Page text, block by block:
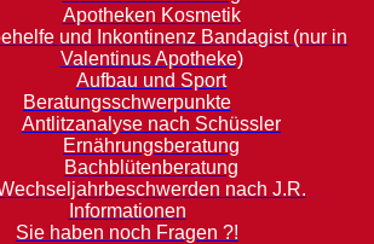
Apotheken Kosmetik
und Inkontinenz Bandagist (nur in
Valentinus Apotheke)
Aufbau und Sport
Beratungsschwerpunkte
Antlitzanalyse nach Schüssler
Ernährungsberatung
Bachblütenberatung
nach J.R.
Informationen
Sie haben noch Fragen ?!